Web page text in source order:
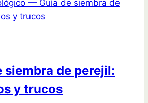
siembra de perejil:
y trucos